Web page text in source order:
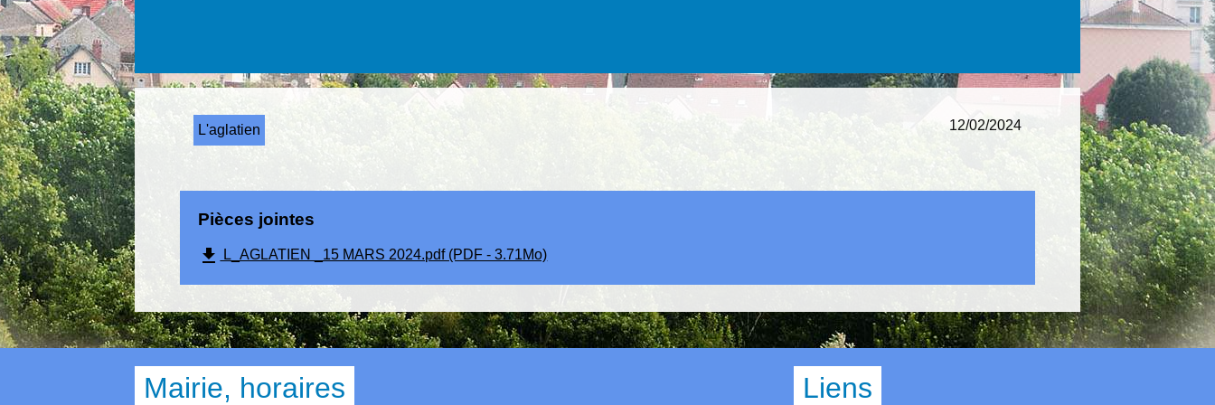
L'aglatien 12/02/2024
Pièces jointes
file_download L_AGLATIEN _15 MARS 2024.pdf (PDF - 3.71Mo)
Mairie, horaires Liens